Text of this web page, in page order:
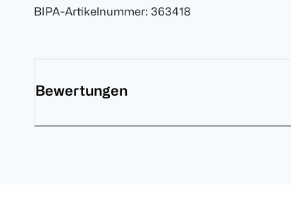
BIPA-Artikelnummer: 363418
Bewertungen